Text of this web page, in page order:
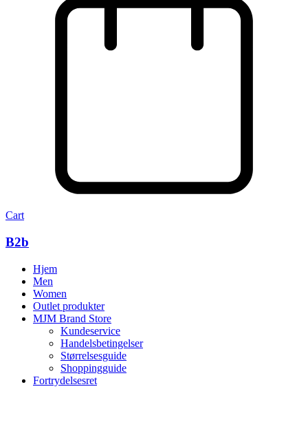
Cart
B2b
Hjem
Men
Women
Outlet produkter
MJM Brand Store
Kundeservice
Handelsbetingelser
Størrelsesguide
Shoppingguide
Fortrydelsesret